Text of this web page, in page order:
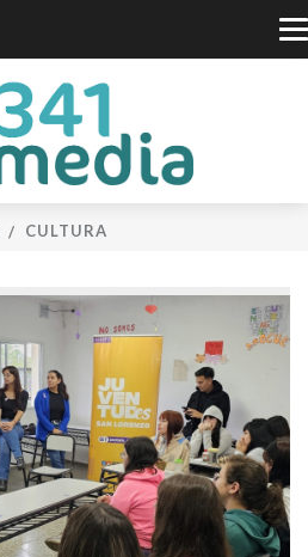
CULTURA